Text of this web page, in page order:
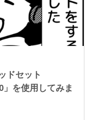
ドセット
」を使用してみま